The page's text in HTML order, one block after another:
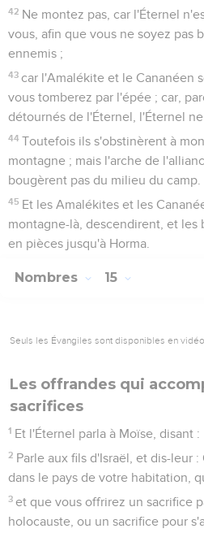
42 Ne montez pas, car l'Éternel
vous, afin que vous ne soyez pas
ennemis ;
43 car l'Amalékite et le Cananéen
vous tomberez par l'épée ; car,
détournés de l'Éternel, l'Éternel ne
44 Toutefois ils s'obstinèrent à
montagne ; mais l'arche de
bougèrent pas du milieu du camp.
45 Et les Amalékites et les
montagne-là, descendirent, et
en pièces jusqu'à Horma.
Nombres 15
Seuls les Évangiles sont disponibles en
Les offrandes qui
sacrifices
1 Et l'Éternel parla à Moïse, disant :
2 Parle aux fils d'Israël, et dis-leur
dans le pays de votre habitation,
3 et que vous offrirez un sacrifice
holocauste, ou un sacrifice pour